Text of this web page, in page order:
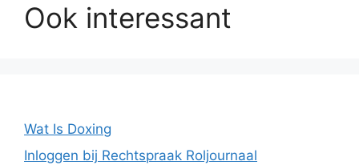
Ook interessant
Wat Is Doxing
Inloggen bij Rechtspraak Roljournaal